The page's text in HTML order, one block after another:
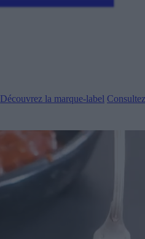
Découvrez la marque-label